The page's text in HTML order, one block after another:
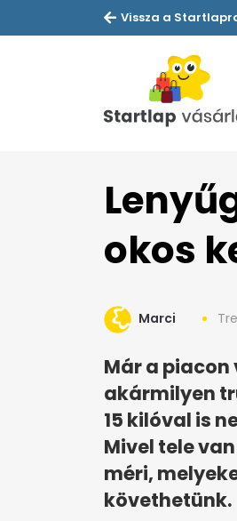
Vissza a
okos
Marci
Már a
akármilyen
15 kilóval is
Mivel tele
méri,
követhetünk.